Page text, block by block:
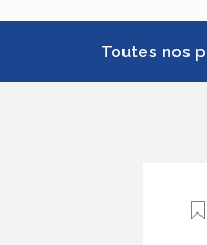
Toutes nos